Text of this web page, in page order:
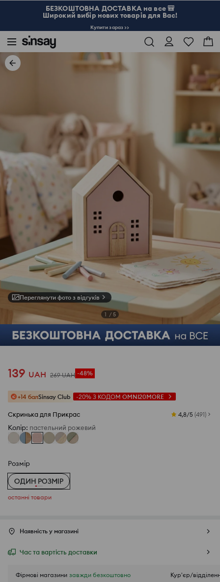
БЕЗКОШТОВНА ДОСТАВКА на все 🎒
Широкий вибір нових товарів для Вас!
Купити зараз >>
Переглянути фото з відгуків
1 / 5
139 UAH 269 UAH -48%
+14 балSinsay Club -20% З КОДОМ OMNI20MORE
Скринька для Прикрас 4,8/5 (491)
Колір: пастельний рожевий
Розмір
ОДИН РОЗМІР
oстанні товари
Наявність у магазині
Час та вартість доставки
Фірмові магазини завжди безкоштовно
Кур'єр/